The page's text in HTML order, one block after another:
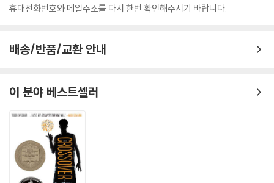
휴대전화번호와 메일주소를 다시 한번 확인해주시기 바랍니다.
배송/반품/교환 안내
이 분야 베스트셀러